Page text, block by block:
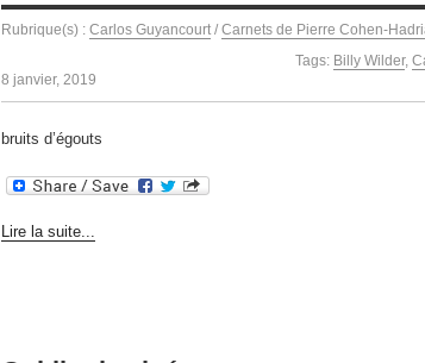
Rubrique(s) : Carlos Guyancourt / Carnets de Pierre Cohen-
Tags: Billy Wilder,
8 janvier, 2019
bruits d’égouts
Lire la suite...